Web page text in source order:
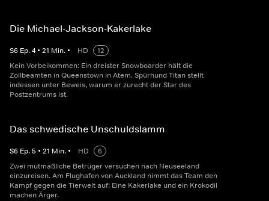
Die Michael-Jackson-Kakerlake
S6 Ep.4 • 21 Min. • HD
12
Kein Vorbeikommen: Ein dreister Snowboarder hält die
Zollbeamten in Queenstown in Atem. Spürhund Titan stellt
indessen unter Beweis, warum er zurecht der Star des
Postzentrums ist.
Das schwedische Unschuldslamm
S6 Ep.5 • 21 Min. • HD
6
Zwei mutmaßliche Betrüger versuchen nach Neuseeland
einzureisen. Am Flughafen von Auckland nimmt das Team den
Kampf gegen die Tierwelt auf: Eine Kakerlake und ein Krokodil
machen Ärger.